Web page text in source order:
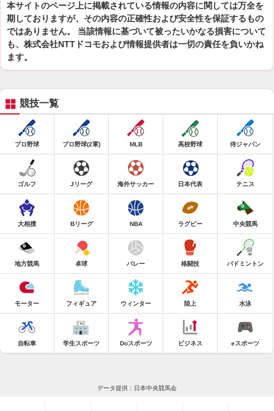
本サイトのページ上に掲載されている情報の内容に関しては万全を
期しておりますが、その内容の正確性および安全性を保証するもの
ではありません。 当該情報に基づいて被ったいかなる損害について
も、株式会社NTTドコモおよび情報提供者は一切の責任を負いかね
ます。
競技一覧
プロ野球 プロ野球(2軍) MLB 高校野球 侍ジャパン
ゴルフ Jリーグ 海外サッカー 日本代表 テニス
大相撲 Bリーグ NBA ラグビー 中央競馬
地方競馬 卓球 バレー 格闘技 バドミントン
モーター フィギュア ウィンター 陸上 水泳
自転車 学生スポーツ Doスポーツ ビジネス eスポーツ
データ提供：日本中央競馬会